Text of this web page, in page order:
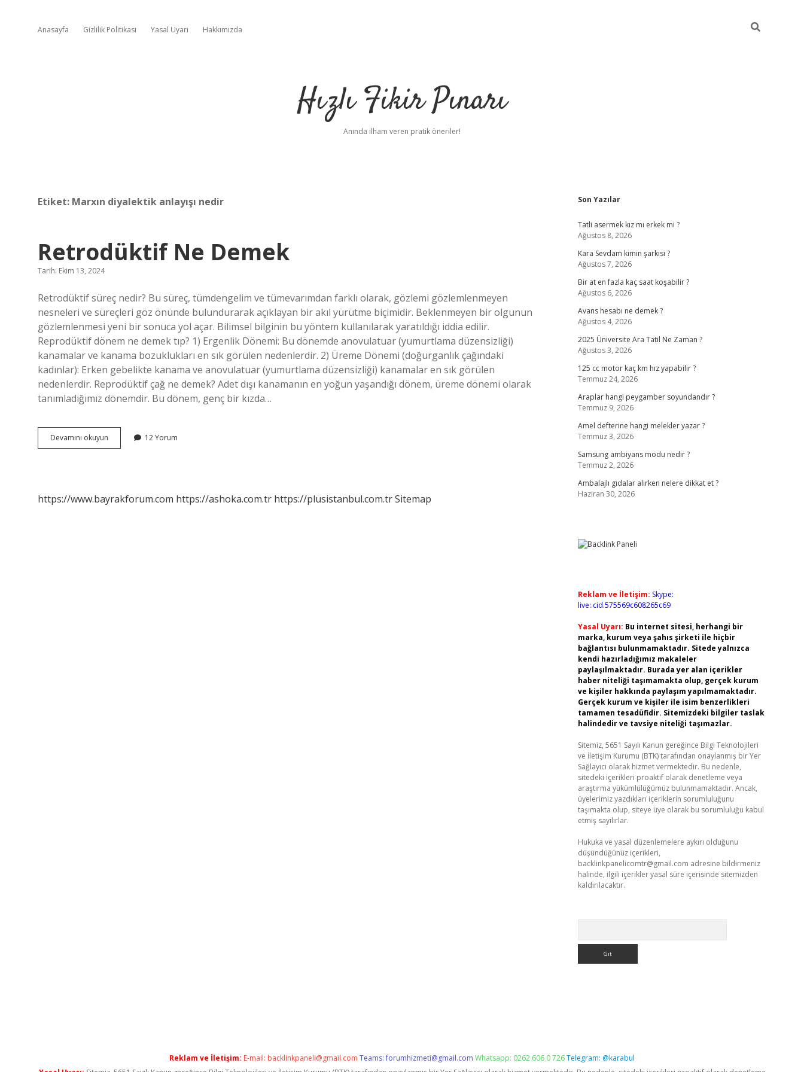
Anasayfa Gizlilik Politikası Yasal Uyarı Hakkımızda
Hızlı Fikir Pınarı
Anında ilham veren pratik öneriler!
Etiket: Marxın diyalektik anlayışı nedir
Retrodüktif Ne Demek
Tarih: Ekim 13, 2024
Retrodüktif süreç nedir? Bu süreç, tümdengelim ve tümevarımdan farklı olarak, gözlemi gözlemlenmeyen
nesneleri ve süreçleri göz önünde bulundurarak açıklayan bir akıl yürütme biçimidir. Beklenmeyen bir olgunun
gözlemlenmesi yeni bir sonuca yol açar. Bilimsel bilginin bu yöntem kullanılarak yaratıldığı iddia edilir.
Reprodüktif dönem ne demek tıp? 1) Ergenlik Dönemi: Bu dönemde anovulatuar (yumurtlama düzensizliği)
kanamalar ve kanama bozuklukları en sık görülen nedenlerdir. 2) Üreme Dönemi (doğurganlık çağındaki
kadınlar): Erken gebelikte kanama ve anovulatuar (yumurtlama düzensizliği) kanamalar en sık görülen
nedenlerdir. Reprodüktif çağ ne demek? Adet dışı kanamanın en yoğun yaşandığı dönem, üreme dönemi olarak
tanımladığımız dönemdir. Bu dönem, genç bir kızda…
Devamını okuyun Retrodüktif
Ne
12 Yorum
https://www.bayrakforum.com https://ashoka.com.tr https://plusistanbul.com.trSitemap
Sidebar
Son Yazılar
Tatli asermek kız mı erkek mi ?
Ağustos 8, 2026
Kara Sevdam kimin şarkısı ?
Ağustos 7, 2026
Bir at en fazla kaç saat koşabilir ?
Ağustos 6, 2026
Avans hesabı ne demek ?
Ağustos 4, 2026
2025 Üniversite Ara Tatil Ne Zaman ?
Ağustos 3, 2026
125 cc motor kaç km hız yapabilir ?
Temmuz 24, 2026
Araplar hangi peygamber soyundandır ?
Temmuz 9, 2026
Amel defterine hangi melekler yazar ?
Temmuz 3, 2026
Samsung ambiyans modu nedir ?
Temmuz 2, 2026
Ambalajlı gıdalar alırken nelere dikkat et ?
Haziran 30, 2026
Reklam ve İletişim: Skype:
live:.cid.575569c608265c69
Yasal Uyarı: Bu internet sitesi, herhangi bir
marka, kurum veya şahıs şirketi ile hiçbir
bağlantısı bulunmamaktadır. Sitede yalnızca
kendi hazırladığımız makaleler
paylaşılmaktadır. Burada yer alan içerikler
haber niteliği taşımamakta olup, gerçek kurum
ve kişiler hakkında paylaşım yapılmamaktadır.
Gerçek kurum ve kişiler ile isim benzerlikleri
tamamen tesadüfidir. Sitemizdeki bilgiler taslak
halindedir ve tavsiye niteliği taşımazlar.
Sitemiz, 5651 Sayılı Kanun gereğince Bilgi Teknolojileri
ve İletişim Kurumu (BTK) tarafından onaylanmış bir Yer
Sağlayıcı olarak hizmet vermektedir. Bu nedenle,
sitedeki içerikleri proaktif olarak denetleme veya
araştırma yükümlülüğümüz bulunmamaktadır. Ancak,
üyelerimiz yazdıkları içeriklerin sorumluluğunu
taşımakta olup, siteye üye olarak bu sorumluluğu kabul
etmiş sayılırlar.
Hukuka ve yasal düzenlemelere aykırı olduğunu
düşündüğünüz içerikleri,
backlinkpanelicomtr@gmail.com adresine bildirmeniz
halinde, ilgili içerikler yasal süre içerisinde sitemizden
kaldırılacaktır.
Reklam ve İletişim: E-mail: backlinkpaneli@gmail.com Teams:forumhizmeti@gmail.com Whatsapp: 0262 606 0 726Telegram: @karabul